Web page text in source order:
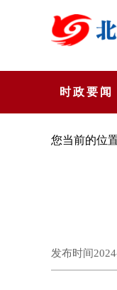
时政要闻
您当前的位
发布时间